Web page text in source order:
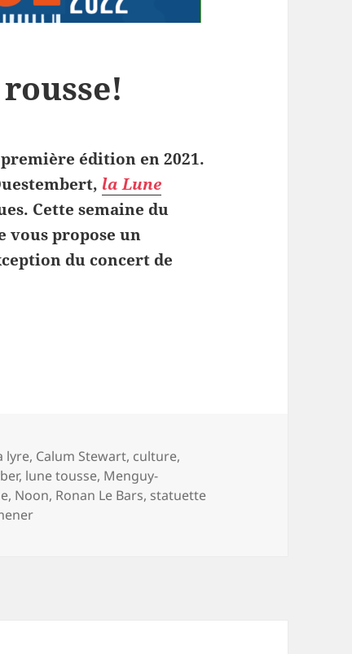
édition en 2021.
la Lune
Cette semaine du
vous propose un
du concert de
rousse!
lyre, Calum Stewart, culture,
, lune tousse, Menguy-
, Noon, Ronan Le Bars, statuette